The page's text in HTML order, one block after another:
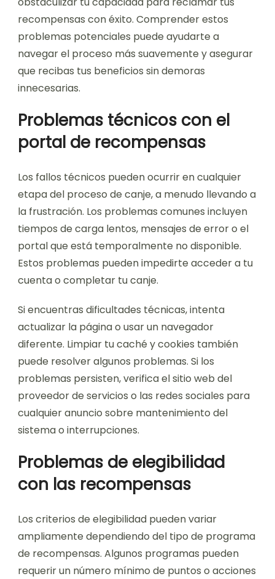
recompensas con éxito. Comprender estos
problemas potenciales puede ayudarte a
navegar el proceso más suavemente y asegurar
que recibas tus beneficios sin demoras
innecesarias.
Problemas técnicos con el
portal de recompensas
Los fallos técnicos pueden ocurrir en cualquier
etapa del proceso de canje, a menudo llevando a
la frustración. Los problemas comunes incluyen
tiempos de carga lentos, mensajes de error o el
portal que está temporalmente no disponible.
Estos problemas pueden impedirte acceder a tu
cuenta o completar tu canje.
Si encuentras dificultades técnicas, intenta
actualizar la página o usar un navegador
diferente. Limpiar tu caché y cookies también
puede resolver algunos problemas. Si los
problemas persisten, verifica el sitio web del
proveedor de servicios o las redes sociales para
cualquier anuncio sobre mantenimiento del
sistema o interrupciones.
Problemas de elegibilidad
con las recompensas
Los criterios de elegibilidad pueden variar
ampliamente dependiendo del tipo de programa
de recompensas. Algunos programas pueden
requerir un número mínimo de puntos o acciones